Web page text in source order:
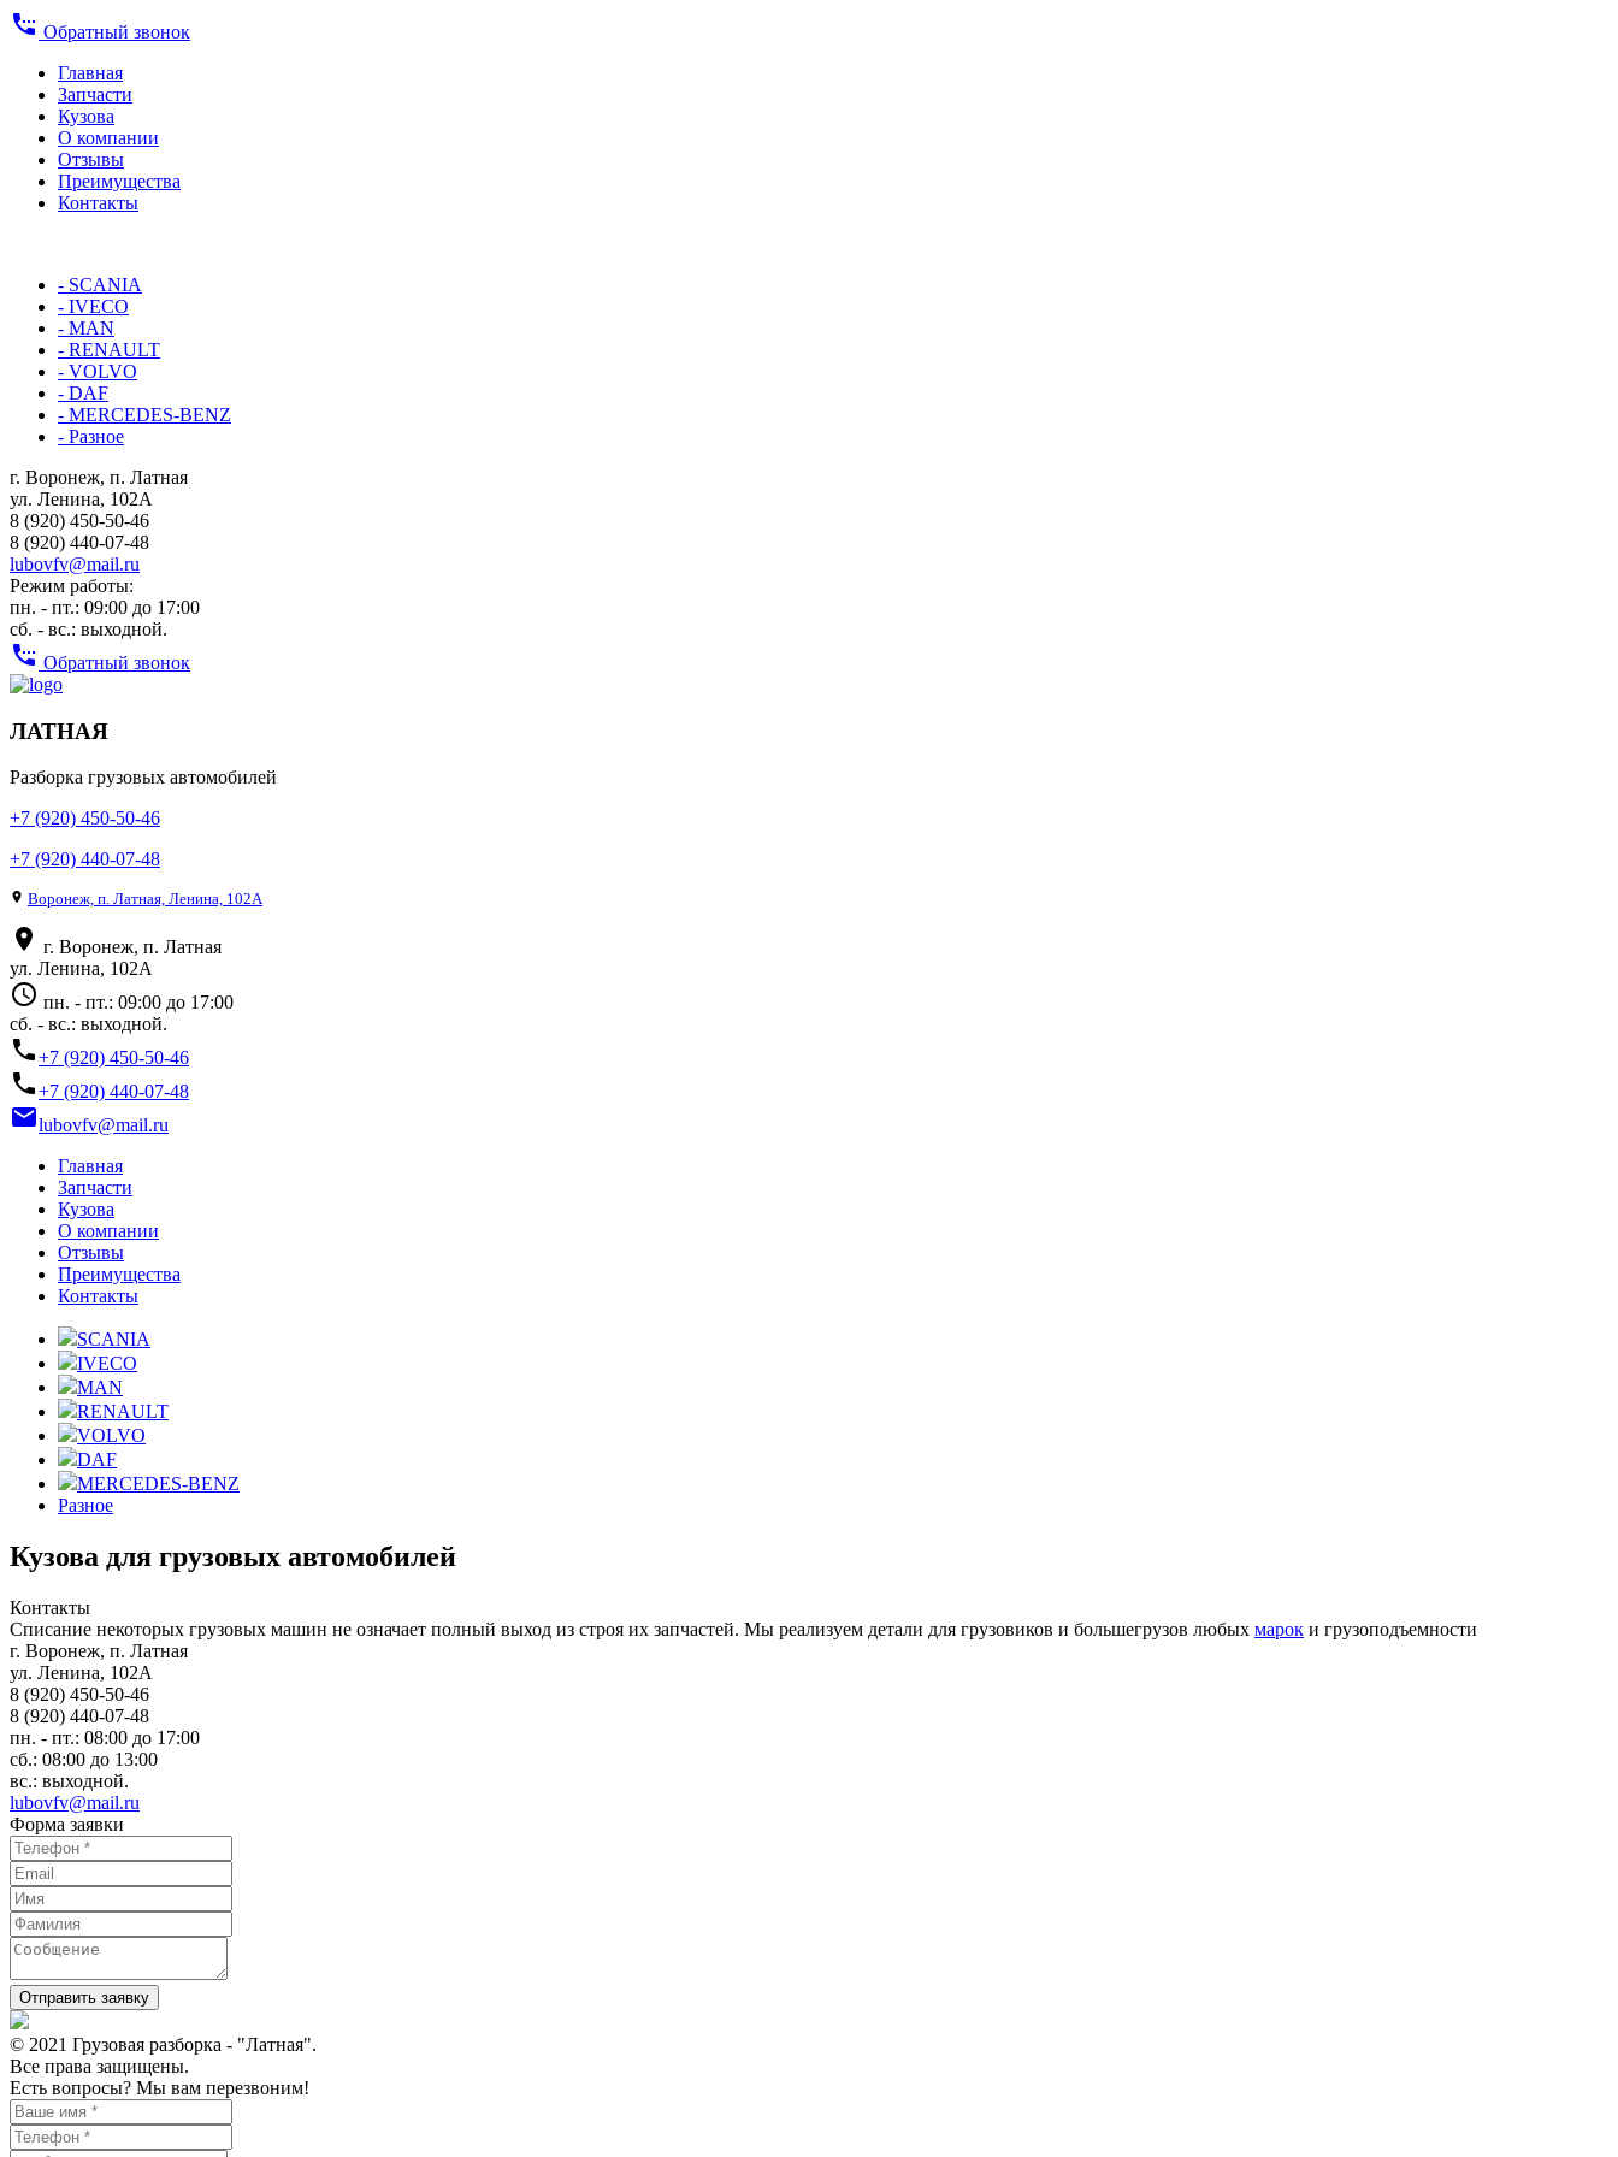
settings_phone Обратный звонок
Главная
Запчасти
Кузова
О компании
Отзывы
Преимущества
Контакты
- SCANIA
- IVECO
- MAN
- RENAULT
- VOLVO
- DAF
- MERCEDES-BENZ
- Разное
г. Воронеж, п. Латная
ул. Ленина, 102А
8 (920) 450-50-46
8 (920) 440-07-48
lubovfv@mail.ru
Режим работы:
пн. - пт.: 09:00 до 17:00
сб. - вс.: выходной.
settings_phone Обратный звонок
ЛАТНАЯ
Разборка грузовых автомобилей
+7 (920) 450-50-46
+7 (920) 440-07-48
place Воронеж, п. Латная, Ленина, 102А
place г. Воронеж, п. Латная
ул. Ленина, 102А
access_time пн. - пт.: 09:00 до 17:00
сб. - вс.: выходной.
phone+7 (920) 450-50-46
phone+7 (920) 440-07-48
emaillubovfv@mail.ru
Главная
Запчасти
Кузова
О компании
Отзывы
Преимущества
Контакты
SCANIA
IVECO
MAN
RENAULT
VOLVO
DAF
MERCEDES-BENZ
Разное
Кузова для грузовых автомобилей
Контакты
Списание некоторых грузовых машин не означает полный выход из строя их запчастей. Мы реализуем детали для грузовиков и большегрузов любых марок и грузоподъемности
г. Воронеж, п. Латная
ул. Ленина, 102А
8 (920) 450-50-46
8 (920) 440-07-48
пн. - пт.: 08:00 до 17:00
сб.: 08:00 до 13:00
вс.: выходной.
lubovfv@mail.ru
Форма заявки
Отправить заявку
© 2021 Грузовая разборка - "Латная".
Все права защищены.
Есть вопросы? Мы вам перезвоним!